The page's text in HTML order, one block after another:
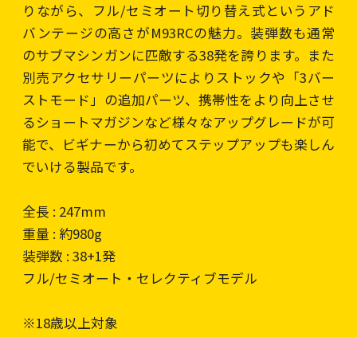
りながら、フル/セミオート切り替え式というアド
バンテージの高さがM93RCの魅力。装弾数も通常
のサブマシンガンに匹敵する38発を誇ります。また
別売アクセサリーパーツによりストックや「3バー
ストモード」の追加パーツ、携帯性をより向上させ
るショートマガジンなど様々なアップグレードが可
能で、ビギナーから初めてステップアップも楽しん
でいける製品です。
全長 : 247mm
重量 : 約980g
装弾数 : 38+1発
フル/セミオート・セレクティブモデル
※18歳以上対象